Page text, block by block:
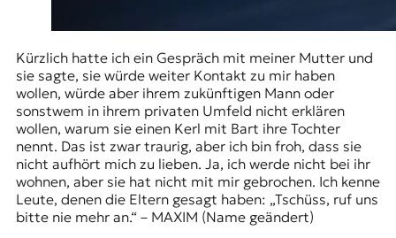
Kürzlich hatte ich ein Gespräch mit meiner Mutter und
sie sagte, sie würde weiter Kontakt zu mir haben
wollen, würde aber ihrem zukünftigen Mann oder
sonstwem in ihrem privaten Umfeld nicht erklären
wollen, warum sie einen Kerl mit Bart ihre Tochter
nennt. Das ist zwar traurig, aber ich bin froh, dass sie
nicht aufhört mich zu lieben. Ja, ich werde nicht bei ihr
wohnen, aber sie hat nicht mit mir gebrochen. Ich kenne
Leute, denen die Eltern gesagt haben: „Tschüss, ruf uns
bitte nie mehr an.“ – MAXIM (Name geändert)